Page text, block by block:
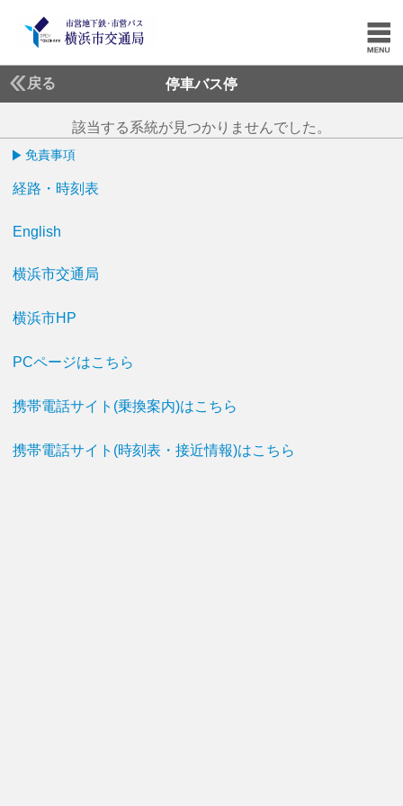
戻る 停車バス停
該当する系統が見つかりませんでした。
免責事項
経路・時刻表
English
横浜市交通局
横浜市HP
PCページはこちら
携帯電話サイト(乗換案内)はこちら
携帯電話サイト(時刻表・接近情報)はこちら